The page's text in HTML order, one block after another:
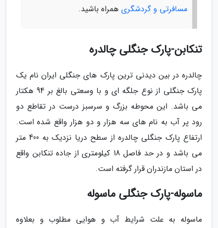
مسافرتی و گردشگری همراه باشید.
تنکابن-پارک جنگلی چالدره
چالدره در بین دیدنی ترین پارک های جنگلی ایران نام یک
پارک جنگلی از نوع جلگه ای و با وسعتی بالغ بر 94 هکتار
می باشد. این محوطه بزرگ و سرسبز درست در تقاطع دو
رود پر آب به نام های سه هزار و دو هزار واقع شده است.
ارتفاع پارک جنگلی چالدره از سطح دریا نزدیک به 400 متر
می باشد و در حد فاصل 18 کیلومتری از جاده تنکابن واقع
در استان مازندران قرار گرفته است.
ماسوله-پارک جنگلی ماسوله
ماسوله به علت شرایط آب و هوایی مطلوب و بعلاوه